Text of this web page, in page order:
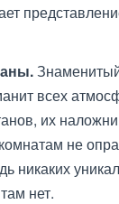
всех
их
не
никаких
нет.